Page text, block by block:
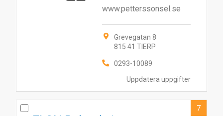
Uppdatera uppgifter
www.petterssonsel.se
Grevegatan 8
815 41 TIERP
0293-10089
7